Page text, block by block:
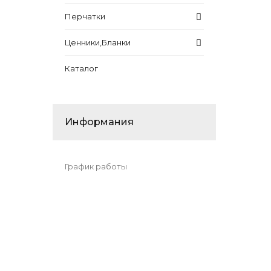
Перчатки
Ценники,Бланки
Каталог
Информания
График работы